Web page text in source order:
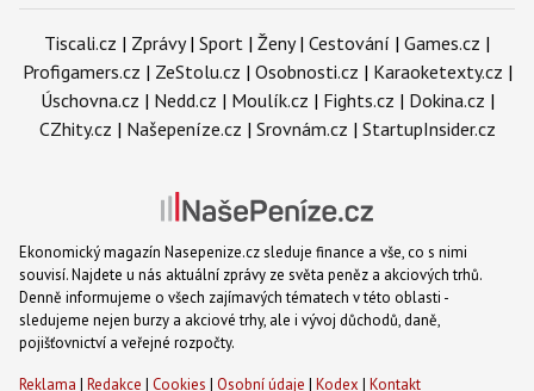
Tiscali.cz | Zprávy| Sport | Ženy| Cestování | Games.cz |
Profigamers.cz | ZeStolu.cz | Osobnosti.cz | Karaoketexty.cz |
Úschovna.cz | Nedd.cz | Moulík.cz | Fights.cz | Dokina.cz |
CZhity.cz | Našepeníze.cz | Srovnám.cz | StartupInsider.cz
Ekonomický magazín Nasepenize.cz sleduje finance a vše, co s nimi
souvisí. Najdete u nás aktuální zprávy ze světa peněz a akciových trhů.
Denně informujeme o všech zajímavých tématech v této oblasti -
sledujeme nejen burzy a akciové trhy, ale i vývoj důchodů, daně,
pojišťovnictví a veřejné rozpočty.
Reklama | Redakce | Cookies | Osobní údaje | Kodex | Kontakt